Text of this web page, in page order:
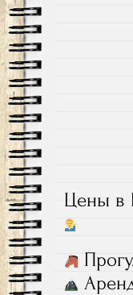
Цены в